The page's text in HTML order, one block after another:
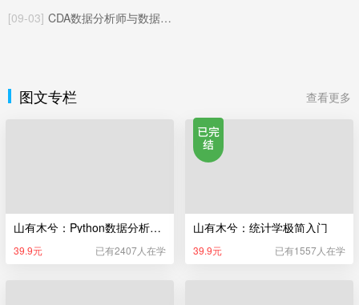
[09-03] CDA数据分析师与数据指标：基础概念与协同逻辑
图文专栏 查看更多
山有木兮：Python数据分析极简入门
39.9元 已有2407人在学
山有木兮：统计学极简入门
39.9元 已有1557人在学